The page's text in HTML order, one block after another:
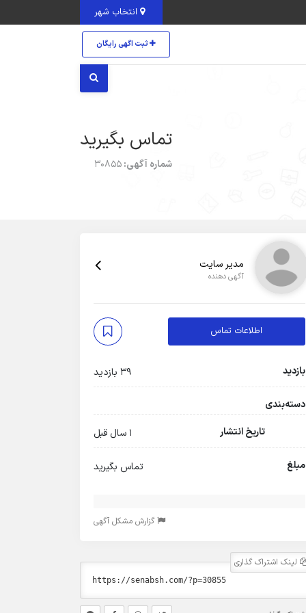
ثبت اگهی رایگان
تماس بگیرید
شماره آگهی:30855
مدیر سایت
آگهی دهنده
اطلاعات تماس
بازدید 39 بازدید
دسته‌بندی
تاریخ انتشار
1 سال قبل
مبلغ تماس بگیرید
گزارش مشکل آگهی
لینک اشتراک گذاری